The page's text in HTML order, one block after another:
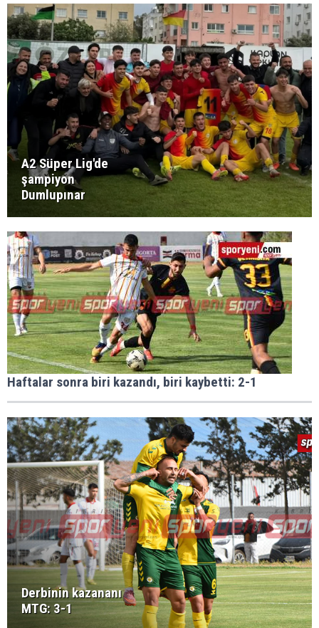
A2 Süper Lig'de
şampiyon
Dumlupınar
Haftalar sonra biri kazandı, biri kaybetti: 2-1
Derbinin kazananı
MTG: 3-1